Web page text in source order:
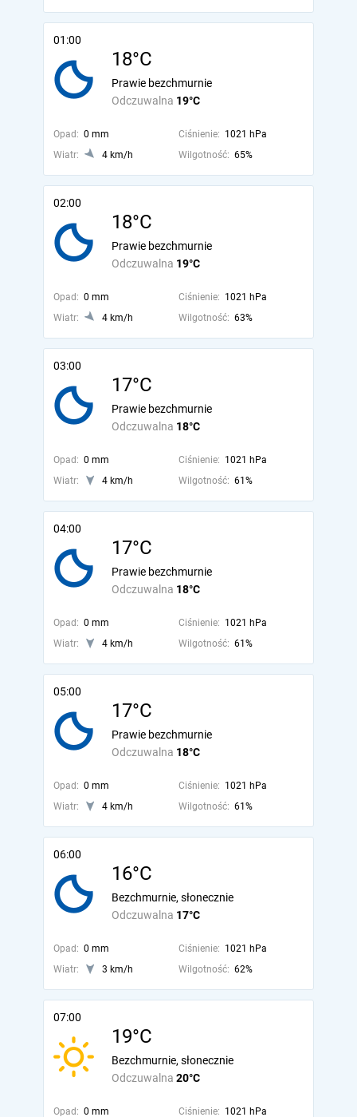
01:00
18°C
Odczuwalna 19°C
Prawie bezchmurnie
Opad: 0 mm Ciśnienie: 1021 hPa
Wiatr:
4 km/h Wilgotność: 65%
02:00
18°C
Odczuwalna 19°C
Prawie bezchmurnie
Opad: 0 mm Ciśnienie: 1021 hPa
Wiatr:
4 km/h Wilgotność: 63%
03:00
17°C
Odczuwalna 18°C
Prawie bezchmurnie
Opad: 0 mm Ciśnienie: 1021 hPa
Wiatr:
4 km/h Wilgotność: 61%
04:00
17°C
Odczuwalna 18°C
Prawie bezchmurnie
Opad: 0 mm Ciśnienie: 1021 hPa
Wiatr:
4 km/h Wilgotność: 61%
05:00
17°C
Odczuwalna 18°C
Prawie bezchmurnie
Opad: 0 mm Ciśnienie: 1021 hPa
Wiatr:
4 km/h Wilgotność: 61%
06:00
16°C
Odczuwalna 17°C
Bezchmurnie, słonecznie
Opad: 0 mm Ciśnienie: 1021 hPa
Wiatr:
3 km/h Wilgotność: 62%
07:00
19°C
Odczuwalna 20°C
Bezchmurnie, słonecznie
Opad: 0 mm Ciśnienie: 1021 hPa